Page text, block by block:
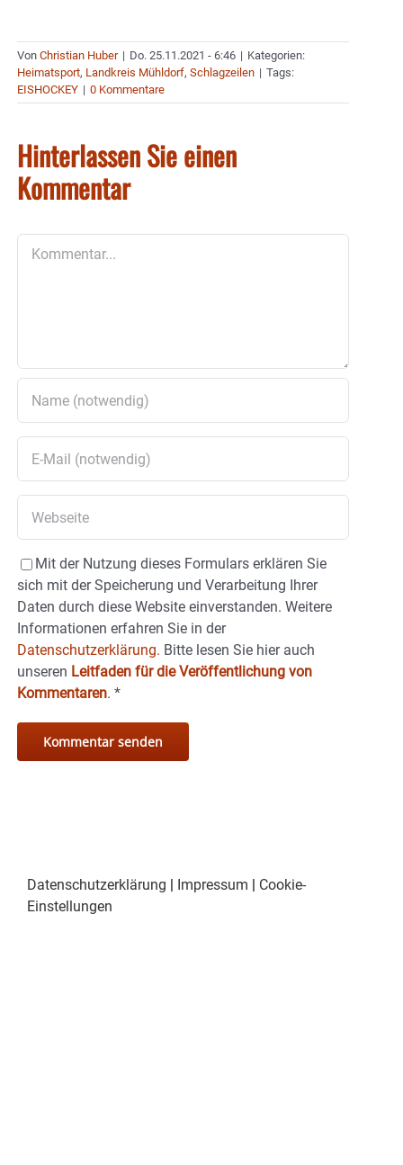
Von Christian Huber | Do. 25.11.2021 - 6:46 | Kategorien:
Heimatsport, Landkreis Mühldorf, Schlagzeilen | Tags:
EISHOCKEY | 0 Kommentare
Hinterlassen Sie einen
Kommentar
Mit der Nutzung dieses Formulars erklären Sie
sich mit der Speicherung und Verarbeitung Ihrer
Daten durch diese Website einverstanden. Weitere
Informationen erfahren Sie in der
Datenschutzerklärung. Bitte lesen Sie hier auch
unseren Leitfaden für die Veröffentlichung von
Kommentaren. *
Datenschutzerklärung Impressum
Cookie-
Einstellungen